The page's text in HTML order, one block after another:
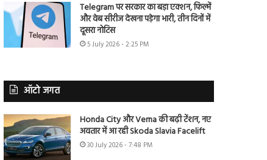
Telegram पर सरकार का बड़ा एक्शन, फिल्में
और वेब सीरीज देखना पड़ेगा भारी, तीन दिनों में
दूसरा नोटिस
5 July 2026 - 2:25 PM
ऑटो जगत
Honda City और Verna की बढ़ी टेंशन, नए
अवतार में आ रही Skoda Slavia Facelift
30 July 2026 - 7:48 PM